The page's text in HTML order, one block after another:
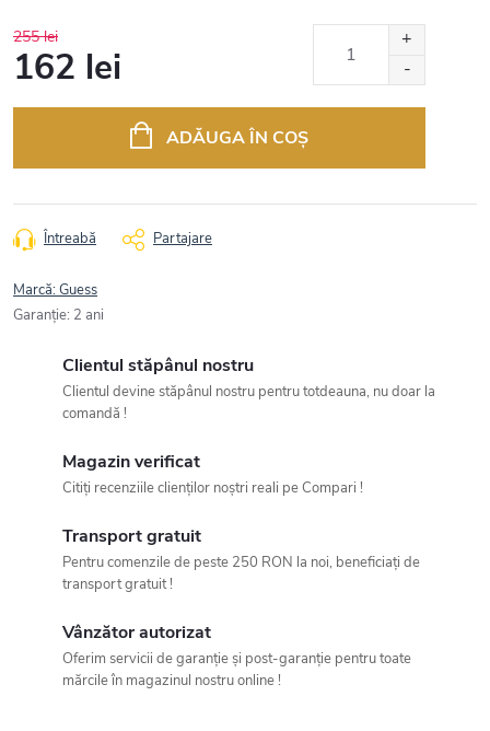
255 lei
162 lei
ADĂUGA ÎN COŞ
Întreabă Partajare
Marcă:Guess
Garanţie: 2 ani
Clientul stăpânul nostru
Clientul devine stăpânul nostru pentru totdeauna, nu doar la
comandă !
Magazin verificat
Citiți recenziile clienților noștri reali pe Compari !
Transport gratuit
Pentru comenzile de peste 250 RON la noi, beneficiați de
transport gratuit !
Vânzător autorizat
Oferim servicii de garanție și post-garanție pentru toate
mărcile în magazinul nostru online !